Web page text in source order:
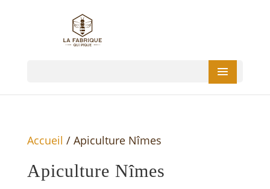
Accueil / Apiculture Nîmes
Apiculture Nîmes